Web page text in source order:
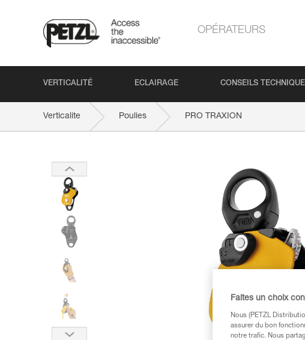
OPÉRATEURS
VERTICALITÉ ECLAIRAGE CONSEILS
Verticalite Poulies PRO TRAXION
Faites un choix
Nous (PETZL
assurer du bon
notre trafic. Nous